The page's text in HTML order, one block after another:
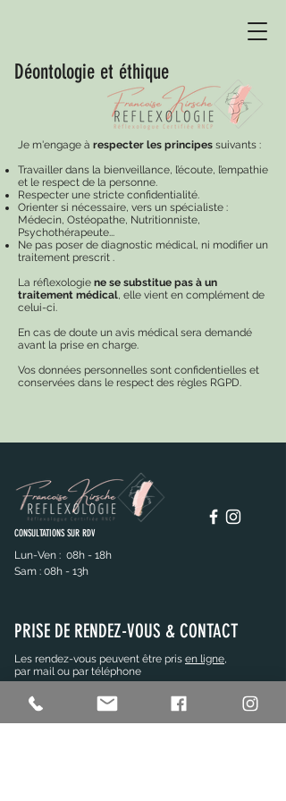
Déontologie et éthique
Je m'engage à respecter les principes suivants :
Travailler dans la bienveillance, l’écoute, l’empathie
et le respect de la personne.
Respecter une stricte confidentialité.
Orienter si nécessaire, vers un spécialiste :
Médecin, Ostéopathe, Nutritionniste,
Psychothérapeute...
Ne pas poser de diagnostic médical, ni modifier un
traitement prescrit .
La réflexologie ne se substitue pas à un
traitement médical, elle vient en complément de
celui-ci.
En cas de doute un avis médical sera demandé
avant la prise en charge.
Vos données personnelles sont confidentielles et
conservées dans le respect des règles RGPD.
CONSULTATIONS SUR RDV
Lun-Ven : 08h - 18h
Sam : 08h - 13h
PRISE DE RENDEZ-VOUS & CONTACT
Les rendez-vous peuvent être pris en ligne,
par mail ou par téléphone
RDV en ligne ici